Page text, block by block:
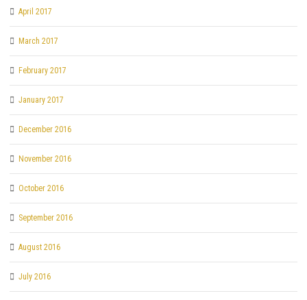
April 2017
March 2017
February 2017
January 2017
December 2016
November 2016
October 2016
September 2016
August 2016
July 2016